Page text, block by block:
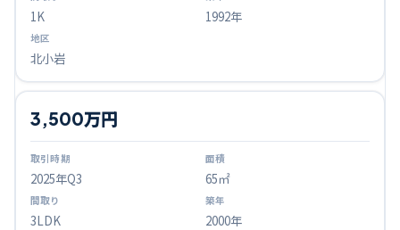
1K 1992年
北小岩
2025年Q3
3,500万円
65㎡
3LDK 2000年